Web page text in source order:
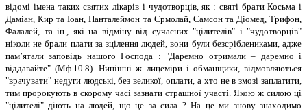
відомі імена таких святих лікарів і чудотворців, як : святі брати Косьма і
Даміан, Кир та Іоан, Панталеймон та Єрмолай, Самсон та Діомед, Трифон,
Фалалей, та ін., які на відміну від сучасних "цілителів" і "чудотворців"
ніколи не брали плати за зцілення людей, вони були безсріблениками, адже
пам’ятали заповідь нашого Господа : "Даремно отримали – даремно і
віддавайте" (Мф.10.8). Нинішні ж лицеміри і обманщики, відмовляються
"врачувати" недуги людські, без великої, оплати, а хто не в змозі заплатити,
тим пророкують в скорому часі зазнати страшної участі. Якою ж силою ці
"цілителі" діють на людей, що це за сила ? На це ми знову знаходимо